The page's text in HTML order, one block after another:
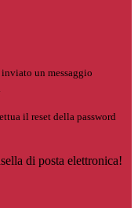
inviato un messaggio
il reset della password
di posta elettronica!